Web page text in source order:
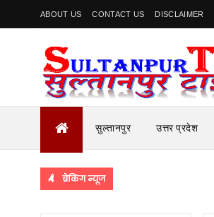
ABOUT US CONTACT US DISCLAIMER
सुल्तानपुर उत्तर प्रदेश
ब्रेकिंग न्यूज